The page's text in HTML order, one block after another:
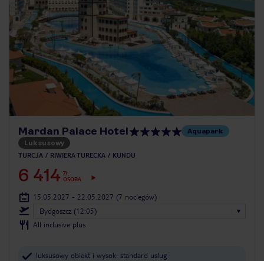
Mardan Palace Hotel
Aquapark
Luksusowy
TURCJA RIWIERA TURECKA KUNDU
6 414 ZŁ
OSOBA
15.05.2027 - 22.05.2027 (7 noclegów)
Bydgoszcz (12:05)
All inclusive plus
luksusowy obiekt i wysoki standard usług